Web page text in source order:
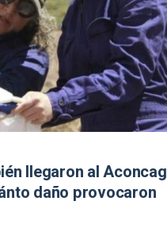
llegaron al
daño provocaron